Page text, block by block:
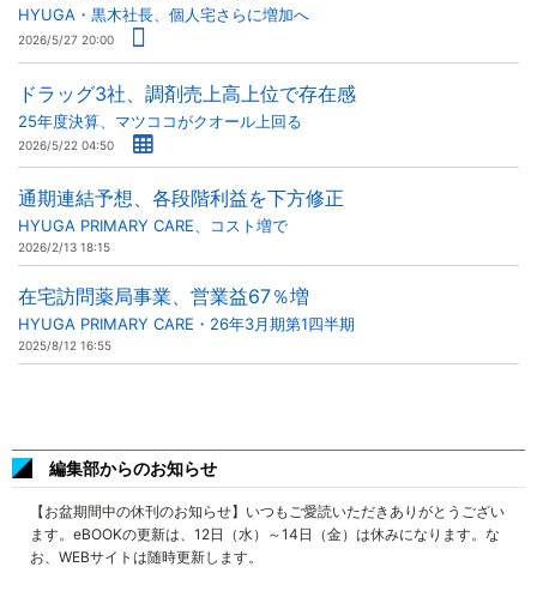
HYUGA・黒木社長、個人宅さらに増加へ
2026/5/27 20:00
ドラッグ3社、調剤売上高上位で存在感
25年度決算、マツココがクオール上回る
2026/5/22 04:50
通期連結予想、各段階利益を下方修正
HYUGA PRIMARY CARE、コスト増で
2026/2/13 18:15
在宅訪問薬局事業、営業益67％増
HYUGA PRIMARY CARE・26年3月期第1四半期
2025/8/12 16:55
編集部からのお知らせ
【お盆期間中の休刊のお知らせ】いつもご愛読いただきありがとうござい
ます。eBOOKの更新は、12日（水）～14日（金）は休みになります。な
お、WEBサイトは随時更新します。